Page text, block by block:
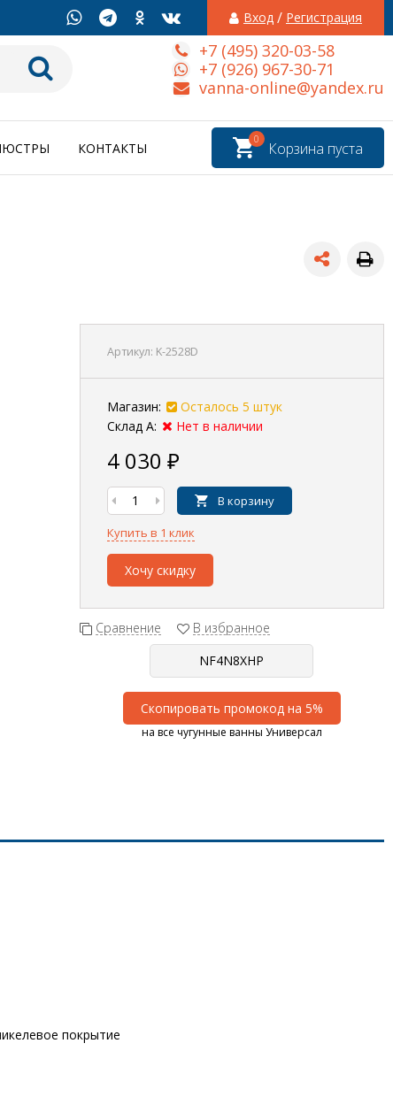
Вход / Регистрация
+7 (495) 320-03-58
+7 (926) 967-30-71
vanna-online@yandex.ru
Корзина пуста
0
КОНТАКТЫ
Артикул: K-2528D
Магазин:
Осталось 5 штук
Склад А:
Нет в наличии
4 030 ₽
В корзину
Купить в 1 клик
Хочу скидку
Сравнение В избранное
Скопировать промокод на 5%
на все чугунные ванны Универсал
покрытие